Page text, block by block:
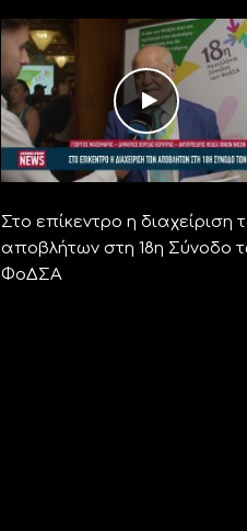
Στο επίκεντρο η διαχείριση
αποβλήτων στη 18η Σύνοδο
ΦοΔΣΑ